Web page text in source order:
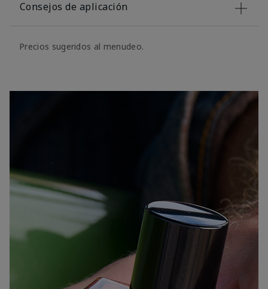
Consejos de aplicación
Precios sugeridos al menudeo.